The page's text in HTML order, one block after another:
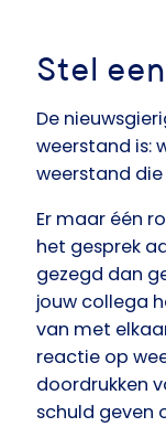
Stel
De
weerstand is:
weerstand die
Er maar één
het gesprek
gezegd dan
jouw collega
van met
reactie op
doordrukken
schuld geven